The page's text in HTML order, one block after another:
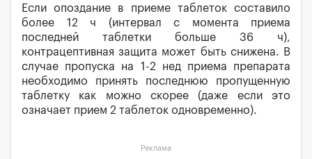
Если опоздание в приеме таблеток составило
более 12 ч (интервал с момента приема
последней таблетки больше 36 ч),
контрацептивная защита может быть снижена. В
случае пропуска на 1-2 нед приема препарата
необходимо принять последнюю пропущенную
таблетку как можно скорее (даже если это
означает прием 2 таблеток одновременно).
Реклама